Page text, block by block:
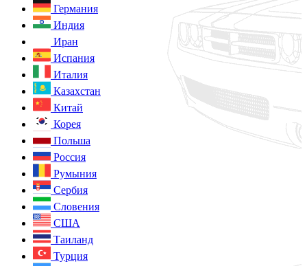
Германия
Индия
Иран
Испания
Италия
Казахстан
Китай
Корея
Польша
Россия
Румыния
Сербия
Словения
США
Таиланд
Турция